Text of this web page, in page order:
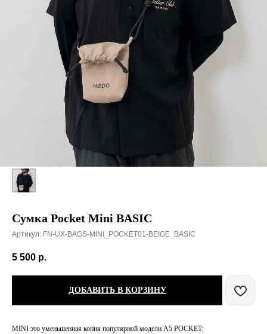
Сумка Pocket Mini BASIC
Артикул: FN-UX-BAGS-MINI_POCKET01-BEIGE_BASIC
5 500 р.
ДОБАВИТЬ В КОРЗИНУ
MINI это уменьшенная копия популярной модели A5 POCKET: